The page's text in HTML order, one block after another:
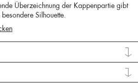
Überzeichnung der Kappenpartie gibt
Silhouette.